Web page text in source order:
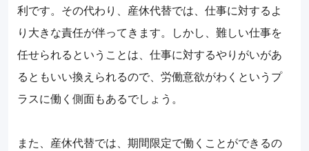
利です。その代わり、産休代替では、仕事に対するよ
り大きな責任が伴ってきます。しかし、難しい仕事を
任せられるということは、仕事に対するやりがいがあ
るともいい換えられるので、労働意欲がわくというプ
ラスに働く側面もあるでしょう。
また、産休代替では、期間限定で働くことができるの